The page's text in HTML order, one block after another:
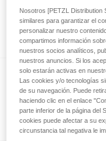
Nosotros [PETZL Distribution
similares para garantizar el
personalizar nuestro
compartimos información
nuestros socios analíticos,
nuestros anuncios. Si los
solo estarán activas en
Las cookies y/o tecnologías
de su navegación. Puede
haciendo clic en el enlace
parte inferior de la página del
cookies puede afectar a su
circunstancia tal negativa le